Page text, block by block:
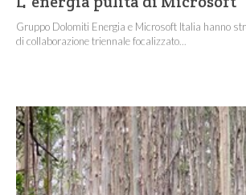
Gruppo Dolomiti Energia e Microsoft Italia hanno
di collaborazione triennale focalizzato...